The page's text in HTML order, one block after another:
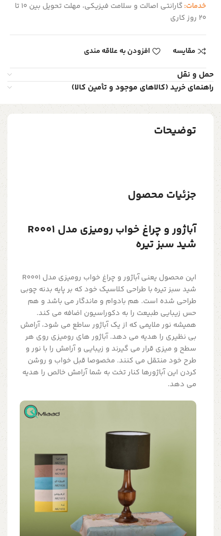
خدمات:
گارانتی اصالت و سلامت فیزیکی، مهلت تحویل بین 10 تا
20 روز کاری
مقایسه افزودن به علاقه مندی
حمل و نقل
راهنمای خرید (کالاهای موجود و تأمین کالا)
توضیحات
جزئیات محصول
آباژور و چراغ خواب رومیزی مدل R0001
شید سبز تیره
این محصول یعنی
آباژور و چراغ خواب رومیزی مدل R0001
شید سبز تیره با طراحی کلاسیک خود که بر پایه بدنه چوبی
طراحی شده است. هم بادوام و ماندگار می باشد و هم
حس زیبایی طبیعت را به دکوراسیون اضافه می کند.
همیشه نور ملایمی که از یک آباژور ساطع می شود، آرامش
بی نظیری را هدیه می دهد. آباژور های رومیزی روی هر
سطح و میزی قرار می گیرند و زیبایی و آرامش را با نور و
طرح خود منتقل می کنند. مخصوصا قبل خواب و روشن
کردن این آباژورها کنار تخت به شما آرامش خالص را هدیه
می دهد.